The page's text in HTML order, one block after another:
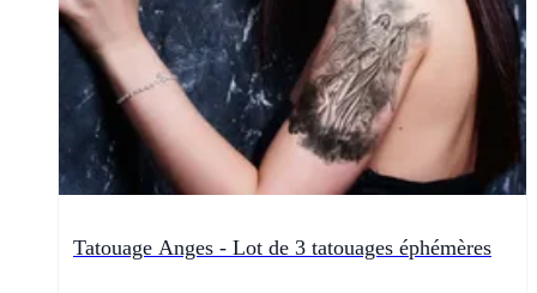
Tatouage Anges - Lot de 3 tatouages éphémères